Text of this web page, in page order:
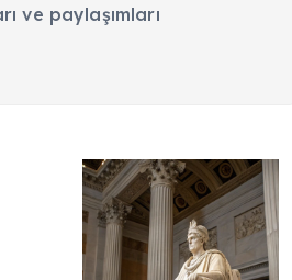
ve paylaşımları